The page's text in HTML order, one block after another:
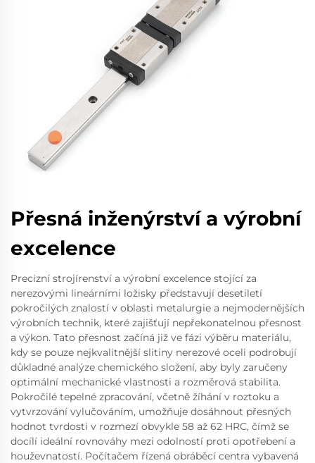
Přesná inženýrství a výrobní
excelence
Precizní strojírenství a výrobní excelence stojící za
nerezovými lineárními ložisky představují desetiletí
pokročilých znalostí v oblasti metalurgie a nejmodernějších
výrobních technik, které zajišťují nepřekonatelnou přesnost
a výkon. Tato přesnost začíná již ve fázi výběru materiálu,
kdy se pouze nejkvalitnější slitiny nerezové oceli podrobují
důkladné analýze chemického složení, aby byly zaručeny
optimální mechanické vlastnosti a rozměrová stabilita.
Pokročilé tepelné zpracování, včetně žíhání v roztoku a
vytvrzování vylučováním, umožňuje dosáhnout přesných
hodnot tvrdosti v rozmezí obvykle 58 až 62 HRC, čímž se
docílí ideální rovnováhy mezi odolností proti opotřebení a
houževnatostí. Počítačem řízená obráběcí centra vybavená